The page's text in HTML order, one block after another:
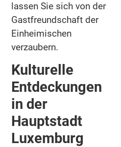
lassen Sie sich von der
Gastfreundschaft der
Einheimischen
verzaubern.
Kulturelle
Entdeckungen
in der
Hauptstadt
Luxemburg